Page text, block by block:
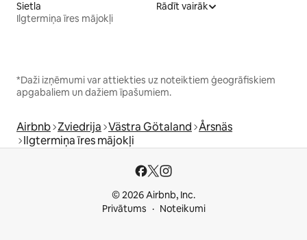
Sietla
Ilgtermiņa īres mājokļi
Rādīt vairāk
*Daži izņēmumi var attiekties uz noteiktiem ģeogrāfiskiem
apgabaliem un dažiem īpašumiem.
Airbnb Zviedrija Västra Götaland Årsnäs
Ilgtermiņa īres mājokļi
© 2026 Airbnb, Inc.
Privātums
Noteikumi